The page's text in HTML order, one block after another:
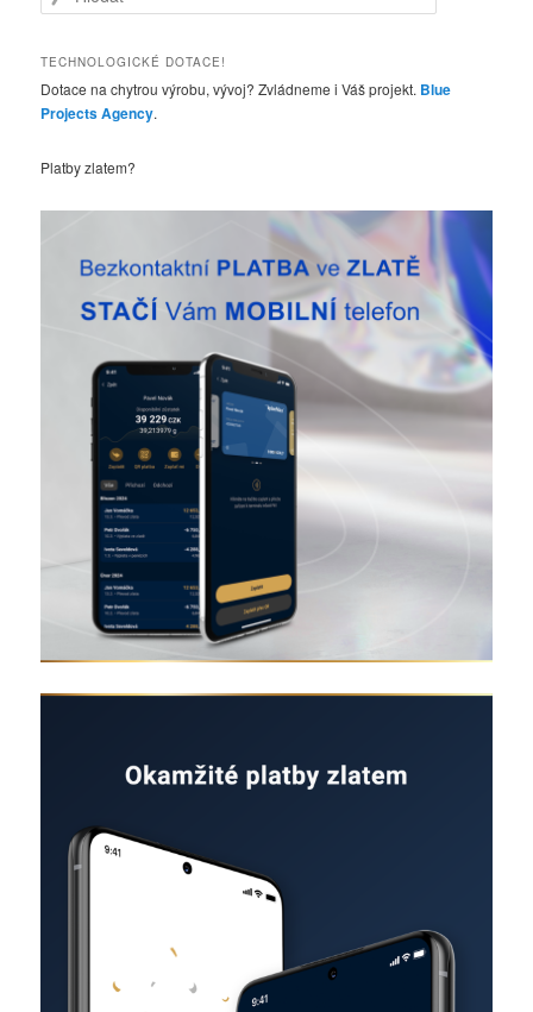
l
d
t
TECHNOLOGICKÉ DOTACE!
Dotace na chytrou výrobu, vývoj? Zvládneme i Váš projekt. Blue
Projects Agency.
Platby zlatem?